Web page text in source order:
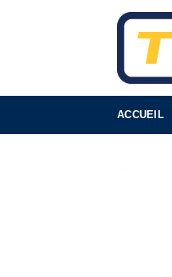
ACCUEIL